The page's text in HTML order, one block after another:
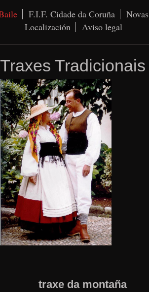
F.I.F. Cidade da Coruña Novas
Localización
Aviso legal
Traxes Tradicionais
traxe da montaña